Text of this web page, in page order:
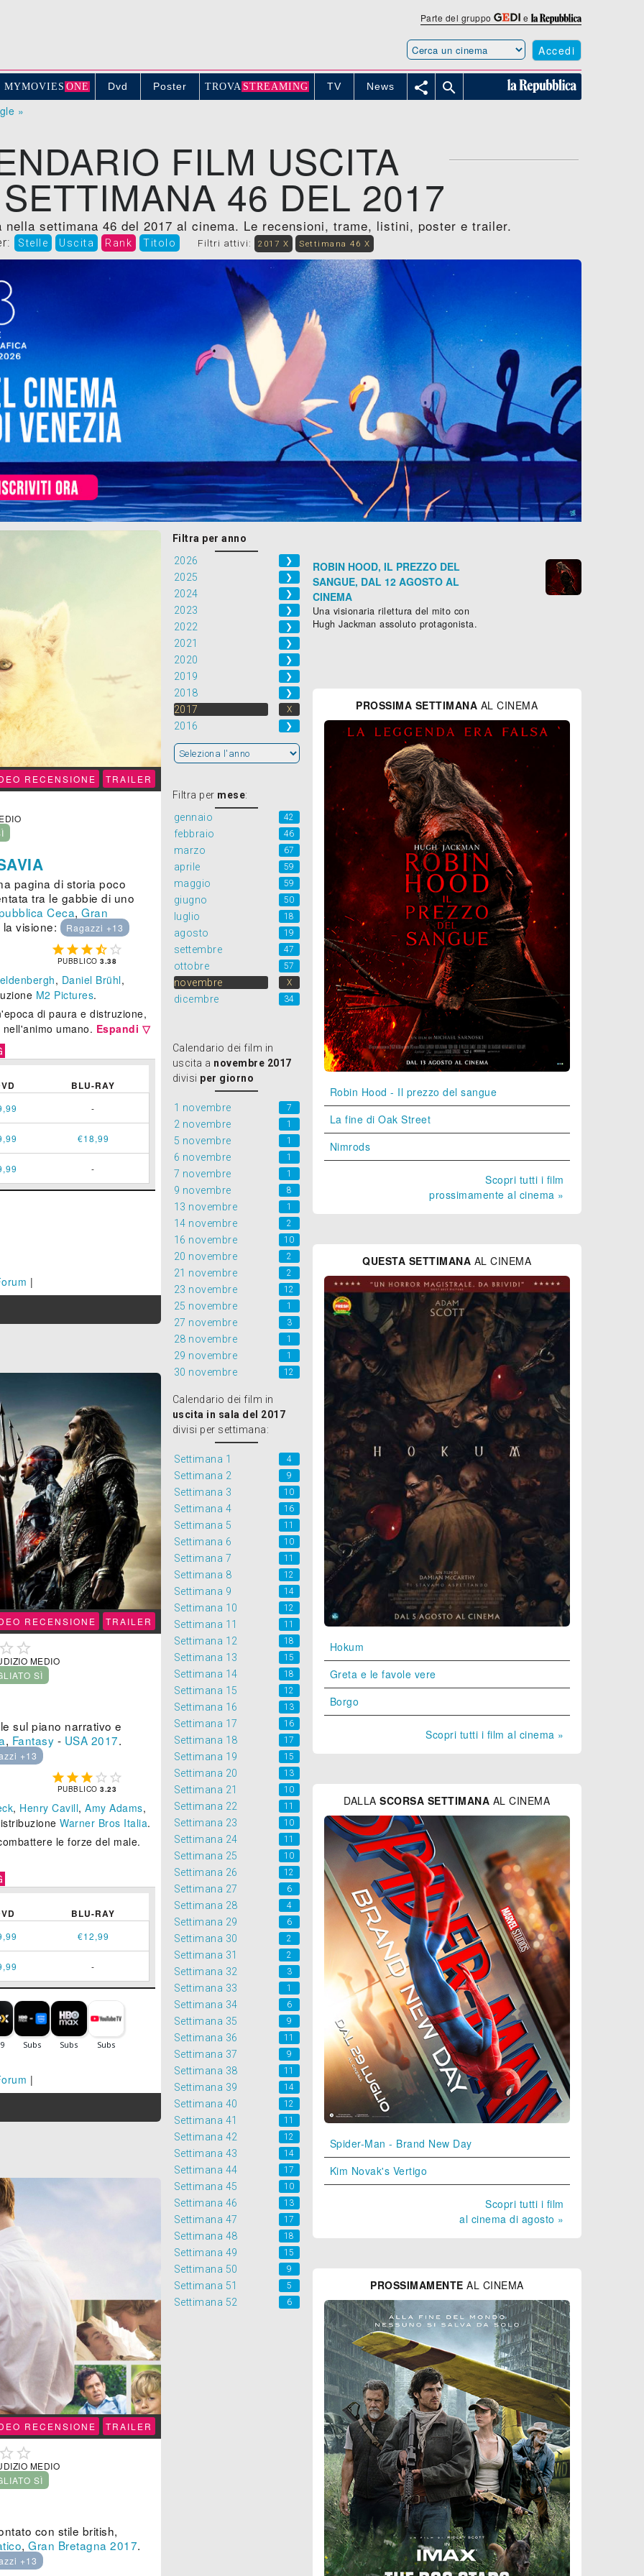
Parte del gruppo e
Accedi
MYMOVIE S ONE Dvd Poster TROVA STREAMING TV News  
»
FILM USCITA
46 DEL 2017
settimana 46 del 2017 al cinema. Le recensioni, trame, listini, poster e trailer.
Stelle Uscita Rank Titolo Filtri attivi: 2017 X Settimana 46 X
RECENSIONE TRAILER
pagina di storia poco
tra le gabbie di uno
Ceca, Gran
visione:
Ragazzi +13
    
PUBBLICO3.38
, Daniel Brühl,
M2 Pictures.
di paura e distruzione,
umano. Espandi ▽
BLU-RAY
-
€18,99
-
|
RECENSIONE TRAILER

MEDIO
SÌ
sul piano narrativo e
, Fantasy - USA 2017.
+13
    
PUBBLICO3.23
, Henry Cavill, Amy Adams,
Warner Bros Italia.
le forze del male.
BLU-RAY
€12,99
-
|
RECENSIONE TRAILER

MEDIO
SÌ
con stile british,
, Gran Bretagna 2017.
+13
Filtra per anno
2026
❯
2025 ❯
2024 ❯
2023 ❯
2022 ❯
2021 ❯
2020 ❯
2019 ❯
2018 ❯
2017 X
2016 ❯
Filtra per mese:
gennaio
42
febbraio 46
marzo 67
aprile 59
maggio 59
giugno 50
luglio 18
agosto 19
settembre 47
ottobre 57
novembre X
dicembre 34
Calendario dei film in
uscita a novembre 2017
divisi per giorno
1 novembre 7
2 novembre 1
5 novembre 1
6 novembre 1
7 novembre 1
9 novembre 8
13 novembre 1
14 novembre 2
16 novembre 10
20 novembre 2
21 novembre 2
23 novembre 12
25 novembre 1
27 novembre 3
28 novembre 1
29 novembre 1
30 novembre 12
Calendario dei film in
uscita in sala del 2017
divisi per settimana:
Settimana 1 4
Settimana 2 9
Settimana 3 10
Settimana 4 16
Settimana 5 11
Settimana 6 10
Settimana 7 11
Settimana 8 12
Settimana 9 14
Settimana 10 12
Settimana 11 11
Settimana 12 18
Settimana 13 15
Settimana 14 18
Settimana 15 12
Settimana 16 13
Settimana 17 16
Settimana 18 17
Settimana 19 15
Settimana 20 13
Settimana 21 10
Settimana 22 11
Settimana 23 10
Settimana 24 11
Settimana 25 10
Settimana 26 12
Settimana 27 6
Settimana 28 4
Settimana 29 6
Settimana 30 2
Settimana 31 2
Settimana 32 3
Settimana 33 1
Settimana 34 6
Settimana 35 9
Settimana 36 11
Settimana 37 9
Settimana 38 11
Settimana 39 14
Settimana 40 12
Settimana 41 11
Settimana 42 12
Settimana 43 14
Settimana 44 17
Settimana 45 10
Settimana 46 13
Settimana 47 17
Settimana 48 18
Settimana 49 15
Settimana 50 9
Settimana 51 5
Settimana 52 6
ROBIN HOOD, IL PREZZO DEL
SANGUE, DAL 12 AGOSTO AL
CINEMA
Una visionaria rilettura del mito con
Hugh Jackman assoluto protagonista.
PROSSIMA SETTIMANA AL CINEMA
Robin Hood - Il prezzo del sangue
La fine di Oak Street
Nimrods
Scopri tutti i film
prossimamente al cinema »
QUESTA SETTIMANA AL CINEMA
Hokum
Greta e le favole vere
Borgo
Scopri tutti i film al cinema »
DALLASCORSA SETTIMANA AL CINEMA
Spider-Man - Brand New Day
Kim Novak's Vertigo
Scopri tutti i film
al cinema di agosto »
PROSSIMAMENTE AL CINEMA